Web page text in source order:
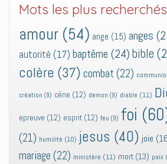
Mots les plus recherchés
amour (54) ange (15) anges
autorité (17) baptême (24) bible
colère (37) combat (22)
création (9) cène (12) demon (9) diable (11)
epreuve (12) esprit (12) feu (9) foi
(21) humilité (10) jesus (40) joie
mariage (22) ministère (11) mort (13) paix